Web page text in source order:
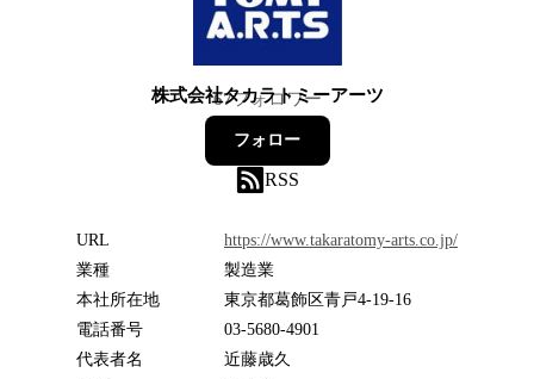
株式会社タカラトミーアーツ
67フォロワー
フォロー
RSS
URL
https://www.takaratomy-arts.co.jp/
業種
製造業
本社所在地
東京都葛飾区青戸4-19-16
電話番号
03-5680-4901
代表者名
近藤歳久